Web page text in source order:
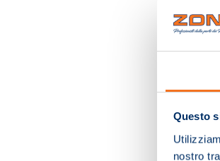
Questo
nostro